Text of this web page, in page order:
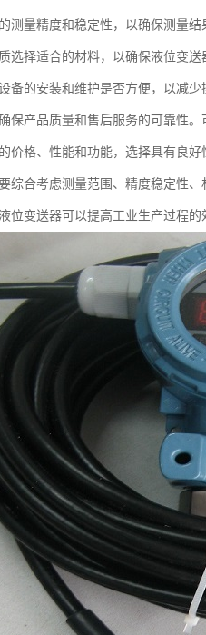
测量精度和稳定性，以确保测量结
选择适合的材料，以确保液位变送
备的安装和维护是否方便，以减少
保产品质量和售后服务的可靠性
价格、性能和功能，选择具有良好
综合考虑测量范围、精度稳定性
位变送器可以提高工业生产过程的